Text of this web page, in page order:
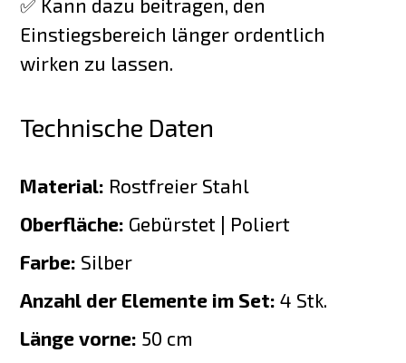
✅ Kann dazu beitragen, den
Einstiegsbereich länger ordentlich
wirken zu lassen.
Technische Daten
Material: Rostfreier Stahl
Oberfläche: Gebürstet | Poliert
Farbe: Silber
Anzahl der Elemente im Set: 4 Stk.
Länge vorne: 50 cm